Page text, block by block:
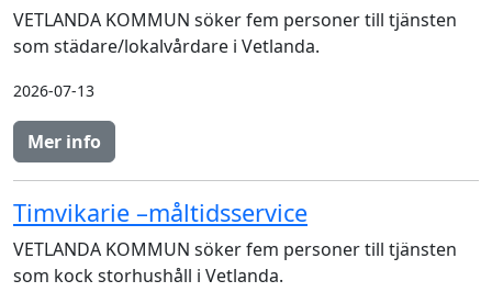
VETLANDA KOMMUN söker fem personer till tjänsten
som städare/lokalvårdare i Vetlanda.
2026-07-13
Mer info
Timvikarie –måltidsservice
VETLANDA KOMMUN söker fem personer till tjänsten
som kock storhushåll i Vetlanda.